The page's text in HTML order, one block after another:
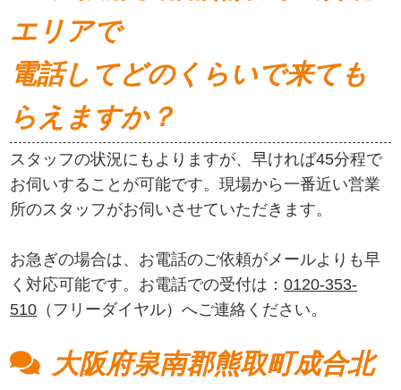
エリアで
電話してどのくらいで来ても
らえますか？
スタッフの状況にもよりますが、早ければ45分程で
お伺いすることが可能です。現場から一番近い営業
所のスタッフがお伺いさせていただきます。
お急ぎの場合は、お電話のご依頼がメールよりも早
く対応可能です。お電話での受付は：0120-353-
510 （フリーダイヤル）へご連絡ください。
大阪府泉南郡熊取町成合北